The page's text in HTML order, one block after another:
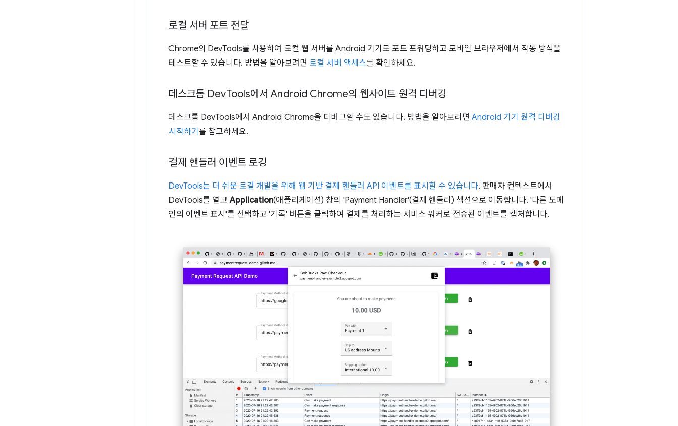
로컬 서버 포트 전달
Chrome의 DevTools를 사용하여 로컬 웹 서버를 Android 기기로 포트 포워딩하고 모바일 브라우저에서 작동 방식을
테스트할 수 있습니다. 방법을 알아보려면 로컬 서버 액세스를 확인하세요.
데스크톱 DevTools에서 Android Chrome의 웹사이트 원격 디버깅
데스크톱 DevTools에서 Android Chrome을 디버그할 수도 있습니다. 방법을 알아보려면 Android 기기 원격 디버깅
시작하기 를 참고하세요.
결제 핸들러 이벤트 로깅
DevTools는 더 쉬운 로컬 개발을 위해 웹 기반 결제 핸들러 API 이벤트를 표시할 수 있습니다. 판매자 컨텍스트에서
DevTools를 열고Application(애플리케이션) 창의 'Payment Handler'(결제 핸들러) 섹션으로 이동합니다. '다른 도메
인의 이벤트 표시'를 선택하고 '기록' 버튼을 클릭하여 결제를 처리하는 서비스 워커로 전송된 이벤트를 캡처합니다.